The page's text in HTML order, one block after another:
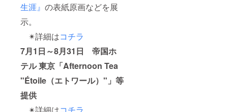
生涯』 の表紙原画などを展
示。
✴︎詳細はコチラ
7月1日～8月31日 帝国ホ
テル 東京「Afternoon Tea
"Étoile（エトワール）"」等
提供
✴︎詳細はコチラ